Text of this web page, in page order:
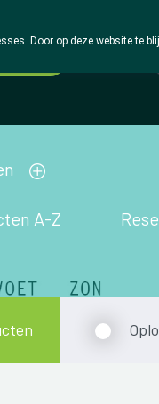
A-Z
Door op deze website te